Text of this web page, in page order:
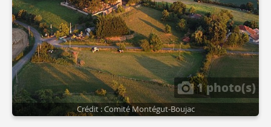
1 photo(s)
Crédit : Comité Montégut-Boujac